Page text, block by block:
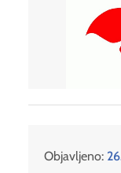
Objavljeno: